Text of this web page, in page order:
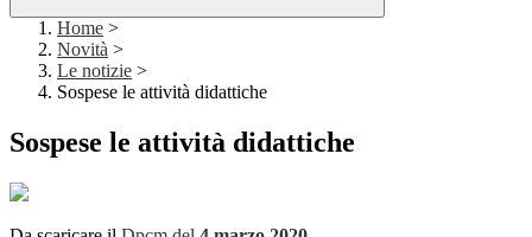
Home >
Novità >
Le notizie >
Sospese le attività didattiche
Sospese le attività didattiche